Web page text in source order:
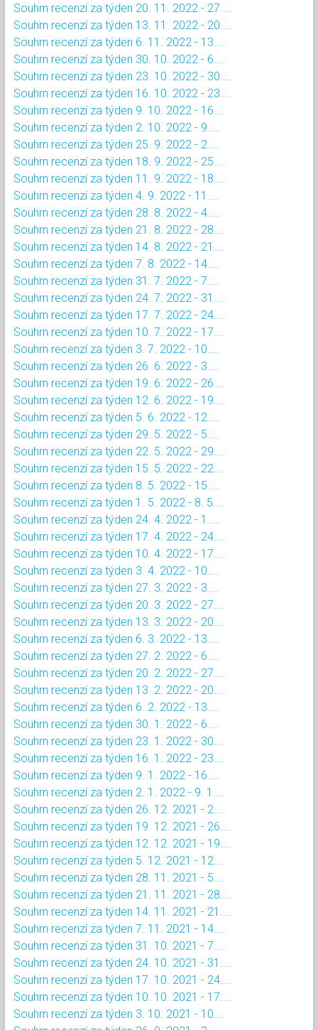
Souhrn recenzí za týden 20. 11. 2022 - 27....
Souhrn recenzí za týden 13. 11. 2022 - 20....
Souhrn recenzí za týden 6. 11. 2022 - 13....
Souhrn recenzí za týden 30. 10. 2022 - 6....
Souhrn recenzí za týden 23. 10. 2022 - 30....
Souhrn recenzí za týden 16. 10. 2022 - 23....
Souhrn recenzí za týden 9. 10. 2022 - 16....
Souhrn recenzí za týden 2. 10. 2022 - 9....
Souhrn recenzí za týden 25. 9. 2022 - 2....
Souhrn recenzí za týden 18. 9. 2022 - 25....
Souhrn recenzí za týden 11. 9. 2022 - 18....
Souhrn recenzí za týden 4. 9. 2022 - 11....
Souhrn recenzí za týden 28. 8. 2022 - 4....
Souhrn recenzí za týden 21. 8. 2022 - 28....
Souhrn recenzí za týden 14. 8. 2022 - 21....
Souhrn recenzí za týden 7. 8. 2022 - 14....
Souhrn recenzí za týden 31. 7. 2022 - 7....
Souhrn recenzí za týden 24. 7. 2022 - 31....
Souhrn recenzí za týden 17. 7. 2022 - 24....
Souhrn recenzí za týden 10. 7. 2022 - 17....
Souhrn recenzí za týden 3. 7. 2022 - 10....
Souhrn recenzí za týden 26. 6. 2022 - 3....
Souhrn recenzí za týden 19. 6. 2022 - 26....
Souhrn recenzí za týden 12. 6. 2022 - 19....
Souhrn recenzí za týden 5. 6. 2022 - 12....
Souhrn recenzí za týden 29. 5. 2022 - 5....
Souhrn recenzí za týden 22. 5. 2022 - 29....
Souhrn recenzí za týden 15. 5. 2022 - 22....
Souhrn recenzí za týden 8. 5. 2022 - 15....
Souhrn recenzí za týden 1. 5. 2022 - 8. 5....
Souhrn recenzí za týden 24. 4. 2022 - 1....
Souhrn recenzí za týden 17. 4. 2022 - 24....
Souhrn recenzí za týden 10. 4. 2022 - 17....
Souhrn recenzí za týden 3. 4. 2022 - 10....
Souhrn recenzí za týden 27. 3. 2022 - 3....
Souhrn recenzí za týden 20. 3. 2022 - 27....
Souhrn recenzí za týden 13. 3. 2022 - 20....
Souhrn recenzí za týden 6. 3. 2022 - 13....
Souhrn recenzí za týden 27. 2. 2022 - 6....
Souhrn recenzí za týden 20. 2. 2022 - 27....
Souhrn recenzí za týden 13. 2. 2022 - 20....
Souhrn recenzí za týden 6. 2. 2022 - 13....
Souhrn recenzí za týden 30. 1. 2022 - 6....
Souhrn recenzí za týden 23. 1. 2022 - 30....
Souhrn recenzí za týden 16. 1. 2022 - 23....
Souhrn recenzí za týden 9. 1. 2022 - 16....
Souhrn recenzí za týden 2. 1. 2022 - 9. 1....
Souhrn recenzí za týden 26. 12. 2021 - 2....
Souhrn recenzí za týden 19. 12. 2021 - 26....
Souhrn recenzí za týden 12. 12. 2021 - 19....
Souhrn recenzí za týden 5. 12. 2021 - 12....
Souhrn recenzí za týden 28. 11. 2021 - 5....
Souhrn recenzí za týden 21. 11. 2021 - 28....
Souhrn recenzí za týden 14. 11. 2021 - 21....
Souhrn recenzí za týden 7. 11. 2021 - 14....
Souhrn recenzí za týden 31. 10. 2021 - 7....
Souhrn recenzí za týden 24. 10. 2021 - 31....
Souhrn recenzí za týden 17. 10. 2021 - 24....
Souhrn recenzí za týden 10. 10. 2021 - 17....
Souhrn recenzí za týden 3. 10. 2021 - 10....